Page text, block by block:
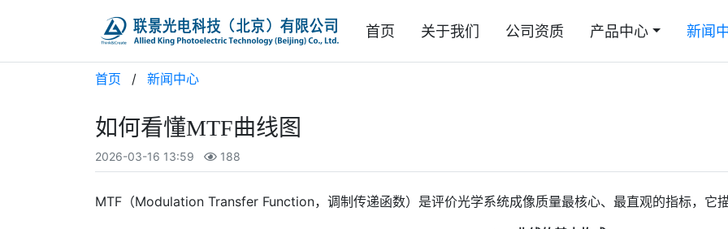
首页 关于我们 公司资质 产品中心 新闻
首页 / 新闻中心
如何看懂MTF曲线图
2026-03-16 13:59 188
MTF（Modulation Transfer Function，调制传递函数）是评价光学系统成像质量最核心、最直观的指标，它